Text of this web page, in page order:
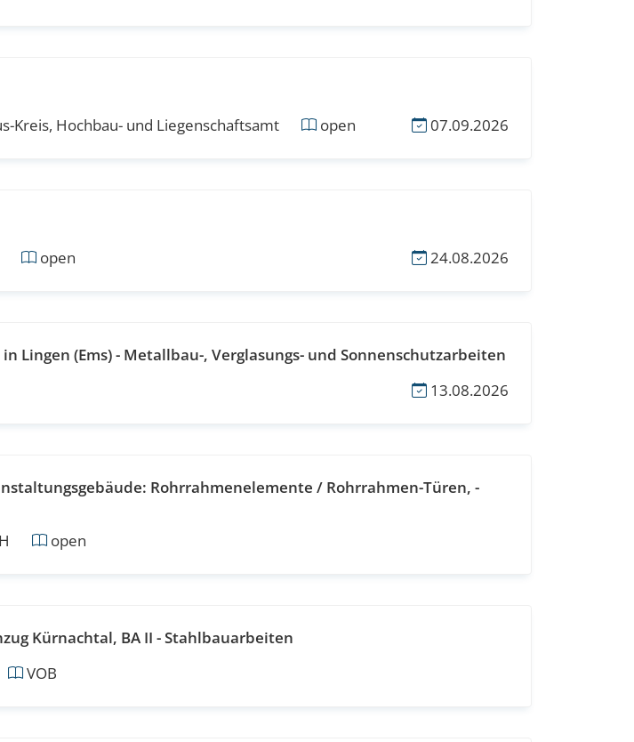
Kreis, Hochbau- und Liegenschaftsamt open 07.09.2026
open 24.08.2026
Lingen (Ems) - Metallbau-, Verglasungs- und Sonnenschutzarbeiten
13.08.2026
Rohrrahmenelemente / Rohrrahmen-Türen, -
open
Kürnachtal, BA II - Stahlbauarbeiten
VOB